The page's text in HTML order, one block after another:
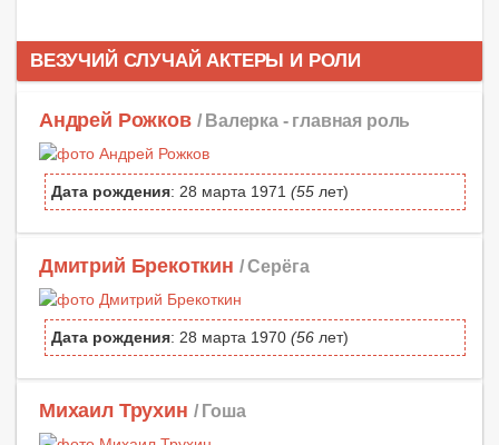
ВЕЗУЧИЙ СЛУЧАЙ АКТЕРЫ И РОЛИ
Андрей Рожков / Валерка - главная роль
Дата рождения: 28 марта 1971 (55 лет)
Дмитрий Брекоткин / Серёга
Дата рождения: 28 марта 1970 (56 лет)
Михаил Трухин / Гоша